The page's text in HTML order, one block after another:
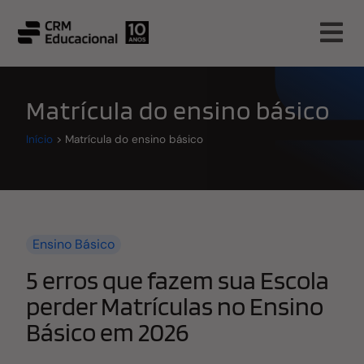
Matrícula do ensino básico
Início > Matrícula do ensino básico
Ensino Básico
5 erros que fazem sua Escola
perder Matrículas no Ensino
Básico em 2026